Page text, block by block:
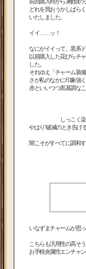
前回購入時から3種類の
どれを買おうかしばら
いたしました。
イイ……ッ！
なにがイイって、黒系
以前購入した花びらチ
した。
それゆえ「チャーム装
さが私のなかに印象強
赤といいつつ黒基調な
しっこく染め
やはり“破滅のとき告
闇こそがすべてに調和
いなずまチャームが思
こちらも汎用性の高そ
お手軽炎属性エンチャ